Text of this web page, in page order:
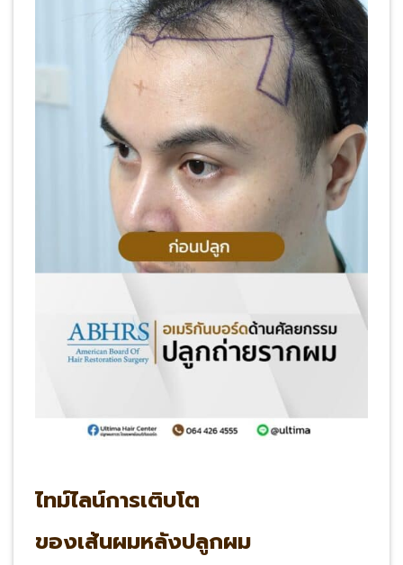
ไทม์ไลน์การเติบโต
ของเส้นผมหลังปลูกผม